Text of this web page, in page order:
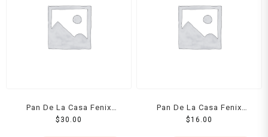
Pan De La Casa Fenix
Cuerno Preparado Pieza
$ 30.00
Pan De La Casa Fenix
Pambazo Preparado Pieza
$16.00